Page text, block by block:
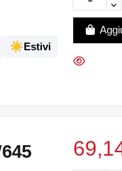
☀️Estivi